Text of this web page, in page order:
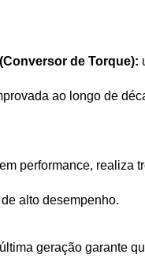
de Torque):
ao longo de
performance, realiza
alto desempenho.
geração garante